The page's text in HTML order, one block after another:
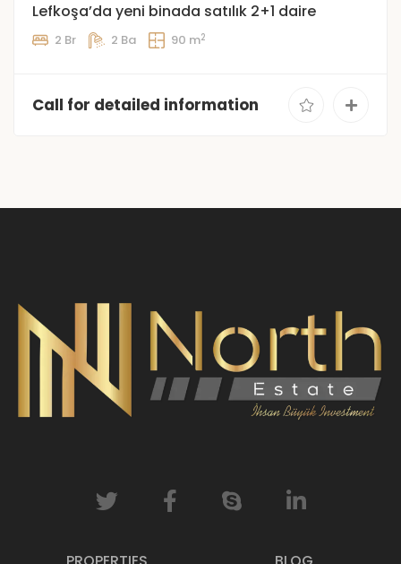
Lefkoşa’da yeni binada satılık 2+1 daire
2 Br 2 Ba 90 m2
Call for detailed information